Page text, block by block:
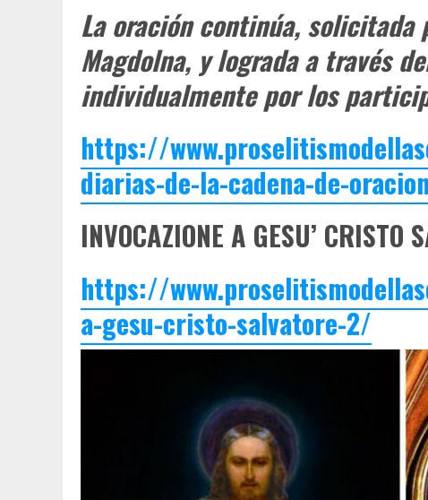
La oración continúa, solicitada
Magdolna, y lograda a través
individualmente por los
https://
diarias-de-la-cadena-de-
INVOCAZIONE A GESU’ CRISTO
https://
a-gesu-cristo-salvatore-2/